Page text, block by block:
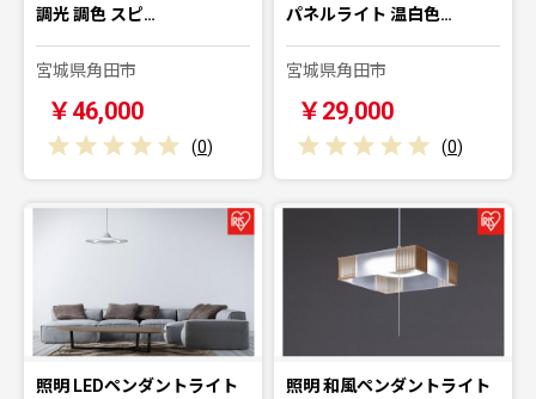
調光 調色 スピ…
宮城県角田市
￥46,000
(0)
パネルライト 温白色…
宮城県角田市
￥29,000
(0)
照明 LEDペンダントライト
照明 和風ペンダントライト